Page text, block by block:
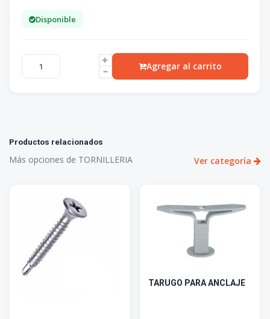
Disponible
Agregar al carrito
Productos relacionados
Más opciones de TORNILLERIA Ver categoría
TARUGO PARA ANCLAJE